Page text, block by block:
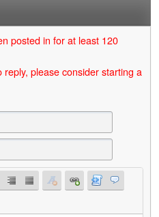
posted in for at least 120
please consider starting a